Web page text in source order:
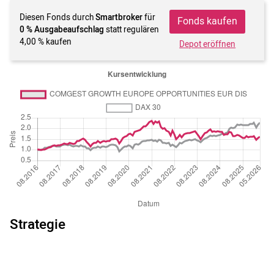
Diesen Fonds durchSmartbrokerfür
0 % Ausgabeaufschlag statt regulären
4,00 % kaufen
Fonds kaufen
Depot eröffnen
Strategie